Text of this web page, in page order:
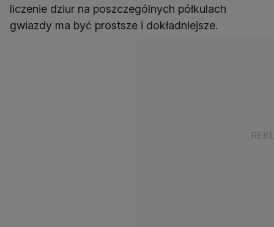
liczenie dziur na poszczególnych półkulach
gwiazdy ma być prostsze i dokładniejsze.